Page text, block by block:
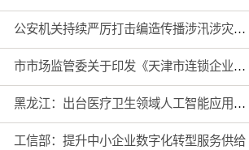
公安机关持续严厉打击编造传播涉汛涉灾网络谣言
市市场监管委关于印发《天津市连锁企业食品经营许可“先证后核”信用承诺审批实施办法》的通知
黑龙江：出台医疗卫生领域人工智能应用工作实施方案
工信部：提升中小企业数字化转型服务供给